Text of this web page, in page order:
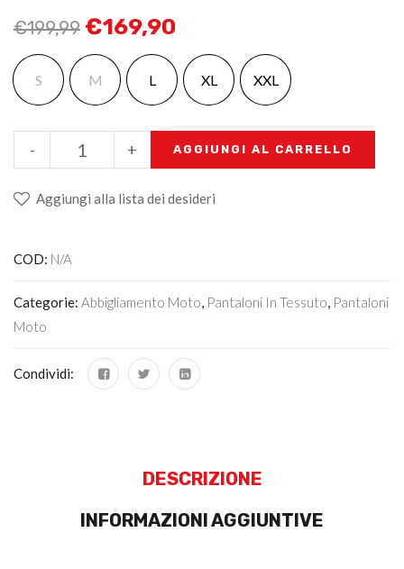
€199,99 €169,90
S M L XL XXL
+
- AGGIUNGI AL CARRELLO
Aggiungi alla lista dei desideri
COD: N/A
Categorie: Abbigliamento Moto, Pantaloni In Tessuto, Pantaloni
Moto
Condividi:
DESCRIZIONE
INFORMAZIONI AGGIUNTIVE